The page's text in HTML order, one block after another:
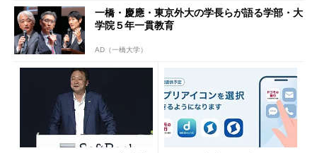
一橋・慶應・東京外大の学長らが語る学部・大
学院５年一貫教育
AD（一橋大学）